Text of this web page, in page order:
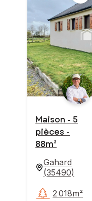
Maison - 5
pièces -
88m²
Gahard
(35490)
2 018m²